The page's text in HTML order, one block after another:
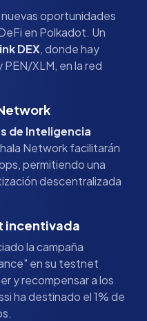
oportunidades
en Polkadot. Un
DEX, donde hay
XLM, en la red
de Inteligencia
Network facilitarán
permitiendo una
descentralizada
incentivada
la campaña
en su testnet
y recompensar a los
ha destinado el 1% de